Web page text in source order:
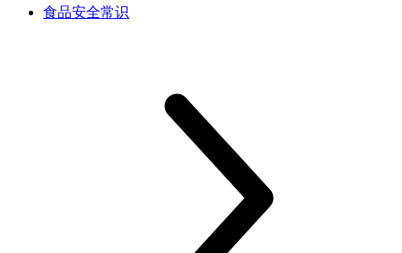
食品安全常识